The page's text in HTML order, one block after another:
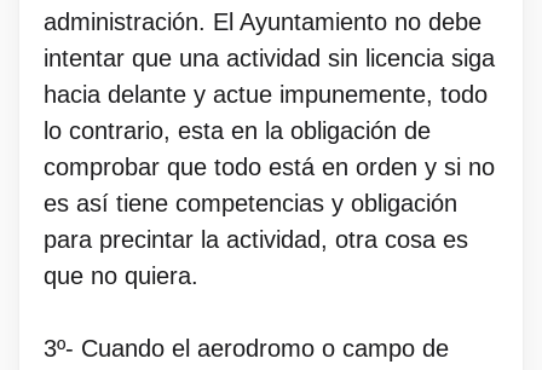
administración. El Ayuntamiento no debe
intentar que una actividad sin licencia siga
hacia delante y actue impunemente, todo
lo contrario, esta en la obligación de
comprobar que todo está en orden y si no
es así tiene competencias y obligación
para precintar la actividad, otra cosa es
que no quiera.
3º- Cuando el aerodromo o campo de